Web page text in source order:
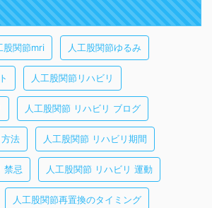
股関節mri 人工股関節ゆるみ
人工股関節リハビリ
人工股関節 リハビリ ブログ
法 人工股関節 リハビリ期間
禁忌 人工股関節 リハビリ 運動
人工股関節再置換のタイミング